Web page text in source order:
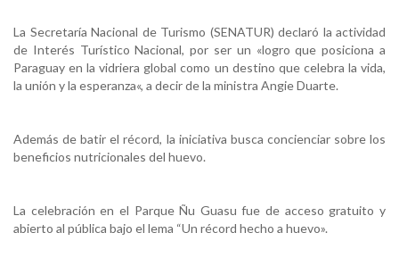
La Secretaría Nacional de Turismo (SENATUR) declaró la actividad
de Interés Turístico Nacional, por ser un «logro que posiciona a
Paraguay en la vidriera global como un destino que celebra la vida,
la unión y la esperanza«, a decir de la ministra Angie Duarte.
Además de batir el récord, la iniciativa busca concienciar sobre los
beneficios nutricionales del huevo.
La celebración en el Parque Ñu Guasu fue de acceso gratuito y
abierto al pública bajo el lema “Un récord hecho a huevo».